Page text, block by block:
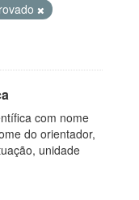
com nome
do orientador,
unidade